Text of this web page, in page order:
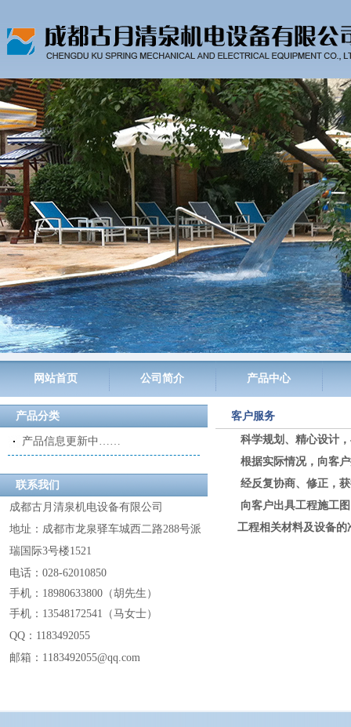
网站首页 公司简介 产品中心
产品分类
产品信息更新中……
联系我们
成都古月清泉机电设备有限公司
地址：成都市龙泉驿车城西二路288号派
瑞国际3号楼1521
电话：028-62010850
手机：18980633800 （胡先生 ）
手机：13548172541 （马女士）
QQ： 1183492055
邮箱：1183492055@qq.com
客户服务
科学规划、精心设计
根据实际情况，向客户
经反复协商、修正，
向客户出具工程施工图
工程相关材料及设备的